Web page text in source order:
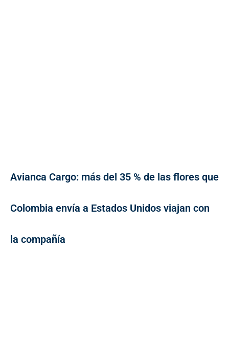
Avianca Cargo: más del 35 % de las flores que
Colombia envía a Estados Unidos viajan con
la compañía